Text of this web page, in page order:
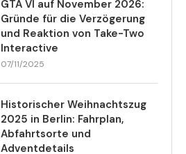
GTA VI auf November 2026:
Gründe für die Verzögerung
und Reaktion von Take-Two
Interactive
07/11/2025
Historischer Weihnachtszug
2025 in Berlin: Fahrplan,
Abfahrtsorte und
Adventdetails